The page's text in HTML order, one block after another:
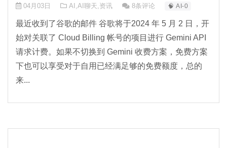
04月03日 AI ,AI聊天,资讯 8条评论 🧠 AI-0
最近收到了谷歌的邮件 谷歌将于2024 年 5 月 2 日，开
始对关联了 Cloud Billing 帐号的项目进行 Gemini API
请求计费。如果不切换到 Gemini 收费方案，免费方案
下也可以享受对于自用已经满足够的免费额度，总的
来...